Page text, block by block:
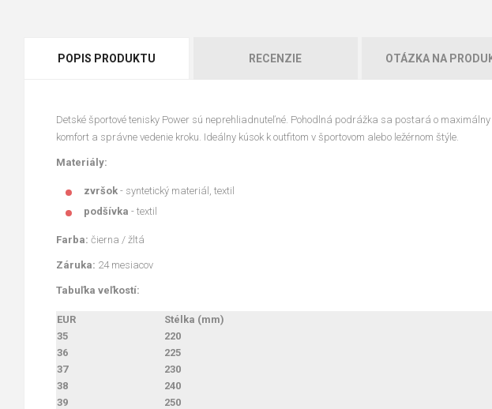
POPIS PRODUKTU RECENZIE OTÁZKA NA
Detské športové tenisky Power sú neprehliadnuteľné. Pohodlná podrážka sa postará o maximálny
komfort a správne vedenie kroku. Ideálny kúsok k outfitom v športovom alebo ležérnom štýle.
Materiály:
zvršok - syntetický materiál, textil
podšívka - textil
Farba: čierna / žltá
Záruka: 24 mesiacov
Tabuľka veľkostí:
EUR
Stélka (mm)
35
220
36
225
37
230
38
240
39
250